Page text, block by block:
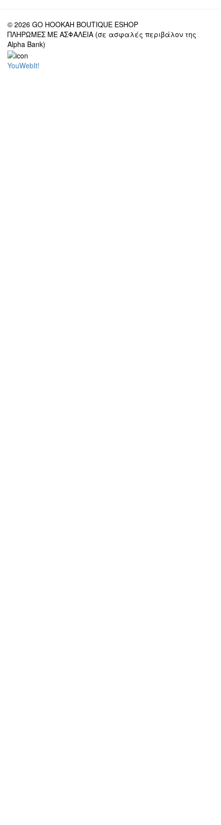
© 2026 GO HOOKAH BOUTIQUE ESHOP
ΠΛΗΡΩΜΕΣ ΜΕ ΑΣΦΑΛΕΙΑ (σε ασφαλές περιβάλον της
Alpha Bank)
YouWebIt!